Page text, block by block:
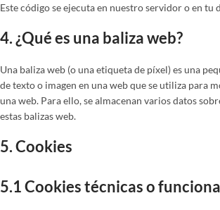
Este código se ejecuta en nuestro servidor o en tu
4. ¿Qué es una baliza web?
Una baliza web (o una etiqueta de píxel) es una
de texto o imagen en una web que se utiliza para
una web. Para ello, se almacenan varios datos
estas balizas web.
5. Cookies
5.1 Cookies técnicas o